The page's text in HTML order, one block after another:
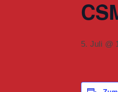
5. Juli @